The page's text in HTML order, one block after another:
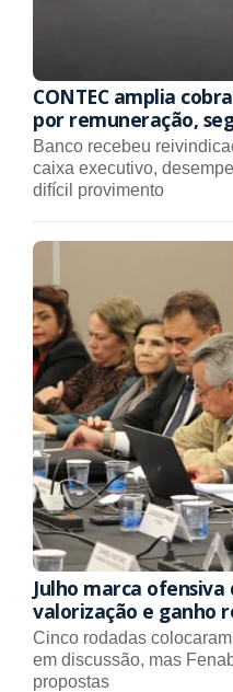
CONTEC amplia
por remuneração,
Banco recebeu
caixa executivo,
difícil provimento
Julho marca ofensiva
valorização e ganho
Cinco rodadas
em discussão, mas
propostas